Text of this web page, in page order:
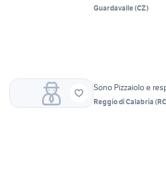
Guardavalle(CZ)
Sono Pizzaiolo e
Reggio di Calabria (RC